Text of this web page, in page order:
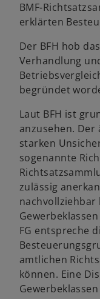
BMF-
erklärten
Der BFH hob
Verhandlung
begründet
Laut BFH ist
anzusehen. Der
starken
sogenannte
zulässig
nachvollziehbar
FG entspreche
amtlichen
können. Eine